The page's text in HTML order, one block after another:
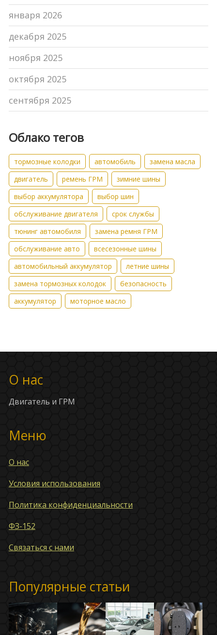
января 2026
декабря 2025
ноября 2025
октября 2025
сентября 2025
Облако тегов
тормозные колодки автомобиль
замена масла
двигатель
ремень ГРМ
зимние шины
выбор аккумулятора
выбор шин
обслуживание двигателя
срок службы
тюнинг автомобиля
замена ремня ГРМ
обслуживание авто
всесезонные шины
автомобильный аккумулятор
летние шины
замена тормозных колодок
безопасность
аккумулятор
моторное масло
О нас
Двигатель и ГРМ
Меню
О нас
Условия использования
Политика конфиденциальности
ФЗ-152
Связаться с нами
Популярные статьи